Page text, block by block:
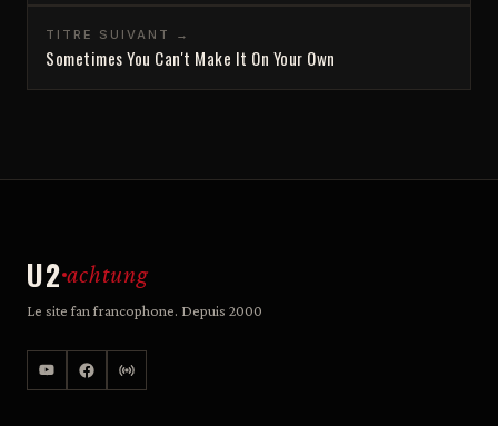
TITRE SUIVANT →
Sometimes You Can't Make It On Your Own
U2 achtung
Le site fan francophone. Depuis 2000